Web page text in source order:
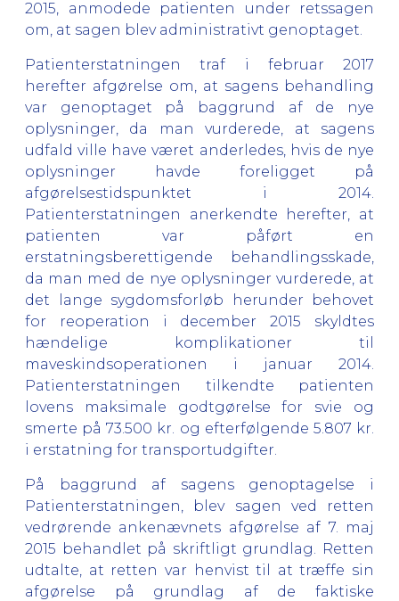
2015, anmodede patienten under retssagen
om, at sagen blev administrativt genoptaget.
Patienterstatningen traf i februar 2017
herefter afgørelse om, at sagens behandling
var genoptaget på baggrund af de nye
oplysninger, da man vurderede, at sagens
udfald ville have været anderledes, hvis de nye
oplysninger havde foreligget på
afgørelsestidspunktet i 2014.
Patienterstatningen anerkendte herefter, at
patienten var påført en
erstatningsberettigende behandlingsskade,
da man med de nye oplysninger vurderede, at
det lange sygdomsforløb herunder behovet
for reoperation i december 2015 skyldtes
hændelige komplikationer til
maveskindsoperationen i januar 2014.
Patienterstatningen tilkendte patienten
lovens maksimale godtgørelse for svie og
smerte på 73.500 kr. og efterfølgende 5.807 kr.
i erstatning for transportudgifter.
På baggrund af sagens genoptagelse i
Patienterstatningen, blev sagen ved retten
vedrørende ankenævnets afgørelse af 7. maj
2015 behandlet på skriftligt grundlag. Retten
udtalte, at retten var henvist til at træffe sin
afgørelse på grundlag af de faktiske